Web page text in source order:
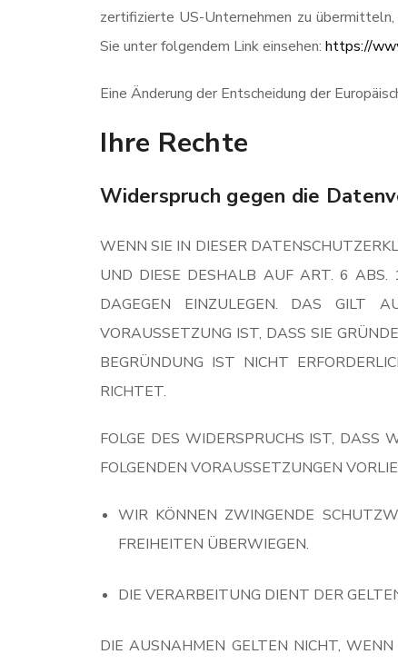
zertifizierte US-Unternehmen zu
Sie unter folgendem Link einsehen:https://
Eine Änderung der Entscheidung der
Ihre Rechte
Widerspruch gegen die
WENN SIE IN DIESER
UND DIESE DESHALB AUF ART. 6
DAGEGEN EINZULEGEN. DAS GILT
VORAUSSETZUNG IST, DASS SIE
BEGRÜNDUNG IST NICHT
RICHTET.
FOLGE DES WIDERSPRUCHS IST, DASS
FOLGENDEN VORAUSSETZUNGEN
WIR KÖNNEN ZWINGENDE
FREIHEITEN ÜBERWIEGEN.
DIE VERARBEITUNG DIENT DER
DIE AUSNAHMEN GELTEN NICHT,